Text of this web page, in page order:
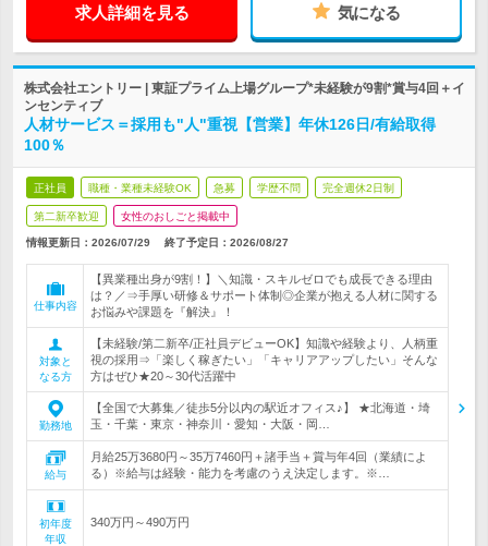
求人詳細を見る 気になる
株式会社エントリー | 東証プライム上場グループ*未経験が9割*賞与4回＋イ
ンセンティブ
人材サービス＝採用も"人"重視【営業】年休126日/有給取得
100％
正社員 職種・業種未経験OK 急募 学歴不問 完全週休2日制
第二新卒歓迎 女性のおしごと掲載中
情報更新日：2026/07/29 終了予定日： 2026/08/27
仕事内容
【異業種出身が9割！】＼知識・スキルゼロでも成長できる理由
は？／⇒手厚い研修＆サポート体制◎企業が抱える人材に関する
お悩みや課題を『解決』！
対象と
なる方
【未経験/第二新卒/正社員デビューOK】知識や経験より、人柄重
視の採用⇒「楽しく稼ぎたい」「キャリアアップしたい」そんな
方はぜひ★20～30代活躍中
勤務地
【全国で大募集／徒歩5分以内の駅近オフィス♪】 ★北海道・埼
玉・千葉・東京・神奈川・愛知・大阪・岡…
給与
月給25万3680円～35万7460円＋諸手当＋賞与年4回（業績によ
る）※給与は経験・能力を考慮のうえ決定します。※…
初年度
年収
340万円～490万円